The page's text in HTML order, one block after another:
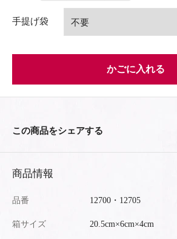
手提げ袋
かごに入れる
この商品をシェアする
商品情報
品番 12700・12705
箱サイズ 20.5cm×6cm×4cm